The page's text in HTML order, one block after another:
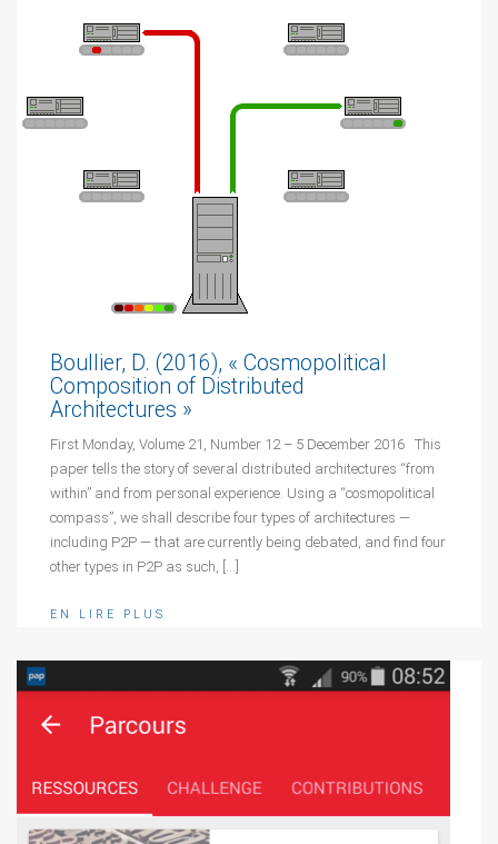
Boullier, D. (2016), « Cosmopolitical
Composition of Distributed
Architectures »
First Monday, Volume 21, Number 12 – 5 December 2016 This
paper tells the story of several distributed architectures “from
within” and from personal experience. Using a “cosmopolitical
compass”, we shall describe four types of architectures —
including P2P — that are currently being debated, and find four
other types in P2P as such, […]
EN LIRE PLUS